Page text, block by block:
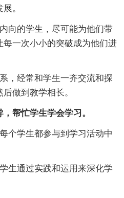
。
的学生，尽可能为他们带
一次小小的突破成为他们进
经常和学生一齐交流和探
做到教学相长。
帮忙学生学会学习。
学生都参与到学习活动中
通过实践和运用来深化学